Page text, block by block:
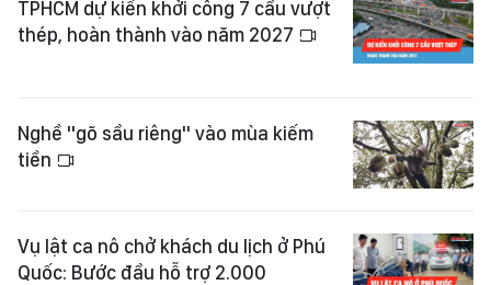
TPHCM dự kiến khởi công 7 cầu vượt
thép, hoàn thành vào năm 2027
Nghề "gõ sầu riêng" vào mùa kiếm
tiền
Vụ lật ca nô chở khách du lịch ở Phú
Quốc: Bước đầu hỗ trợ 2.000